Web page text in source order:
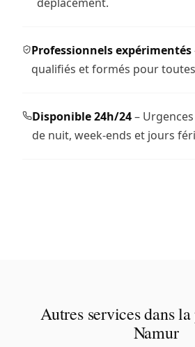
Professionnels expérimentés
qualifiés et formés pour
Disponible 24h/24–
de nuit, week-ends et jours
Autres services dans
Namur